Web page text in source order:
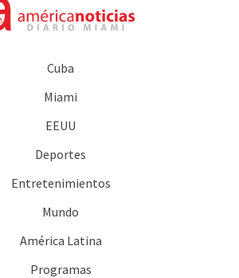
Cuba
Miami
EEUU
Deportes
Entretenimientos
Mundo
América Latina
Programas